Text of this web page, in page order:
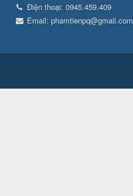
Điện thoại: 0945.459.409
Email: phamtienpq@gmail.com